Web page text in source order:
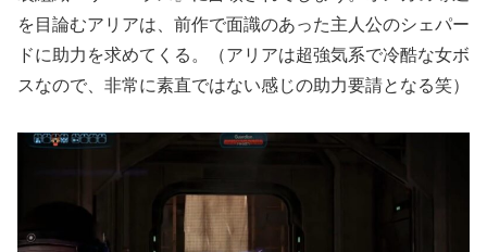
を目論むアリアは、前作で面識のあった主人公のシェパー
ドに助力を求めてくる。（アリアは超強気系で冷酷な女ボ
スなので、非常に素直ではない感じの助力要請となる笑）